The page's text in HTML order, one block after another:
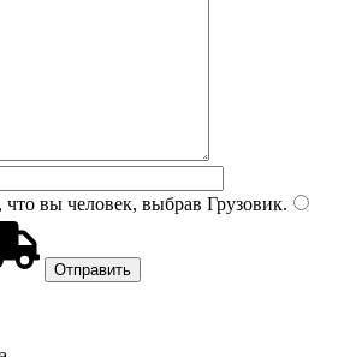
вы человек, выбрав Грузовик.